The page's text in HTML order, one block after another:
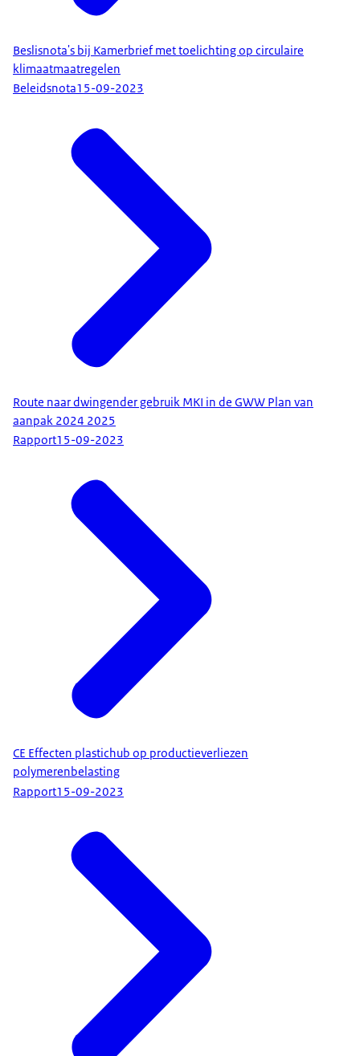
Beslisnota's bij Kamerbrief met toelichting op circulaire
klimaatmaatregelen
Beleidsnota15-09-2023
Route naar dwingender gebruik MKI in de GWW Plan van
aanpak 2024 2025
Rapport15-09-2023
CE Effecten plastichub op productieverliezen
polymerenbelasting
Rapport15-09-2023